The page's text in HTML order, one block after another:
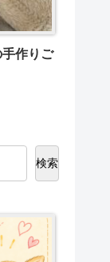
手作りご
検索